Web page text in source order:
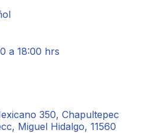
a 18:00 hrs
350, Chapultepec
Miguel Hidalgo, 11560